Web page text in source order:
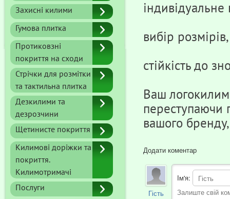
Захисні килими
Гумова плитка
Протиковзні
покриття на сходи
Стрічки для розмітки
та тактильна плитка
Дезкилими та
дезрозчини
Щетинисте покриття
Килимові доріжки та
покриття.
Килимотримачі
Послуги
вибір
стійкість до
Ваш
переступаючи
вашого
Додати коментар
Гість
Ім'я: